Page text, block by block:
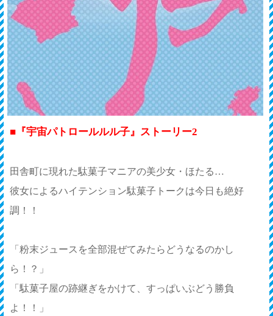
■ 『宇宙パトロールルル子』ストーリー2
田舎町に現れた駄菓子マニアの美少女・ほたる…
彼女によるハイテンション駄菓子トークは今日も絶好
調！！
「粉末ジュースを全部混ぜてみたらどうなるのかし
ら！？」
「駄菓子屋の跡継ぎをかけて、すっぱいぶどう勝負
よ！！」